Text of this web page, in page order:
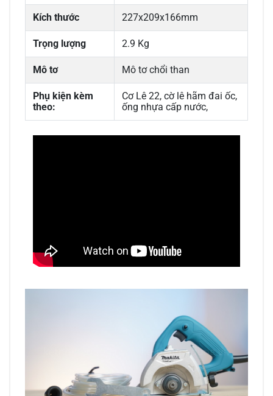
Kích thước 227x209x166mm
Trọng lượng 2.9 Kg
Mô tơ Mô tơ chổi than
Phụ kiện kèm
theo:
Cơ Lê 22, cờ lê hãm đai ốc,
ống nhựa cấp nước,